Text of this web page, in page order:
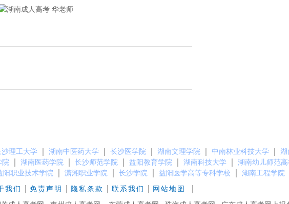
华老师
沙理工大学 湖南中医药大学 长沙医学院 湖南文理学院 中南林业科技大学 湖
院 湖南医药学院 长沙师范学院 益阳教育学院 湖南科技大学 湖南幼儿师范
阳职业技术学院 潇湘职业学院 长沙学院 益阳医学高等专科学校 湖南工程学院
我们 免责声明 隐私条款 联系我们 网站地图